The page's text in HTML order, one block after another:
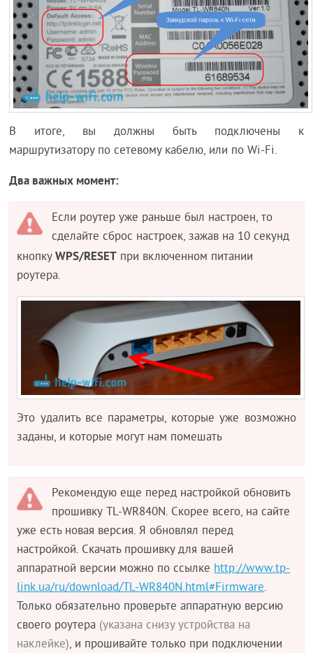
В итоге, вы должны быть подключены к
маршрутизатору по сетевому кабелю, или по Wi-Fi.
Два важных момент:
Если роутер уже раньше был настроен, то
сделайте сброс настроек, зажав на 10 секунд
кнопкуWPS/RESET при включенном питании
роутера.
Это удалить все параметры, которые уже возможно
заданы, и которые могут нам помешать
Рекомендую еще перед настройкой обновить
прошивку TL-WR840N. Скорее всего, на сайте
уже есть новая версия. Я обновлял перед
настройкой. Скачать прошивку для вашей
аппаратной версии можно по ссылкеhttp://www.tp-
link.ua/ru/download/TL-WR840N.html#Firmware.
Только обязательно проверьте аппаратную версию
своего роутера (указана снизу устройства на
наклейке), и прошивайте только при подключении